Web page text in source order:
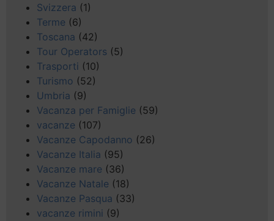
Svizzera (1)
Terme (6)
Toscana (42)
Tour Operators (5)
Trasporti (10)
Turismo (52)
Umbria (9)
Vacanza per Famiglie (59)
vacanze (107)
Vacanze Capodanno (26)
Vacanze Italia (95)
Vacanze mare (36)
Vacanze Natale (18)
Vacanze Pasqua (33)
vacanze rimini (9)